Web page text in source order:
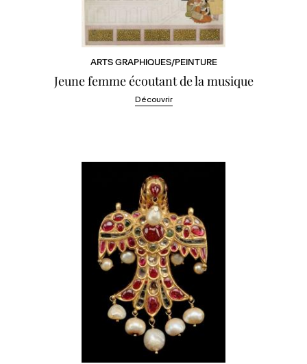
ARTS GRAPHIQUES/PEINTURE
Jeune femme écoutant de la musique
Découvrir